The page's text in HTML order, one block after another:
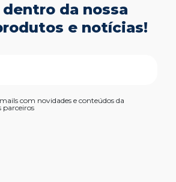
da nossa
e notícias!
com novidades e conteúdos da
parceiros